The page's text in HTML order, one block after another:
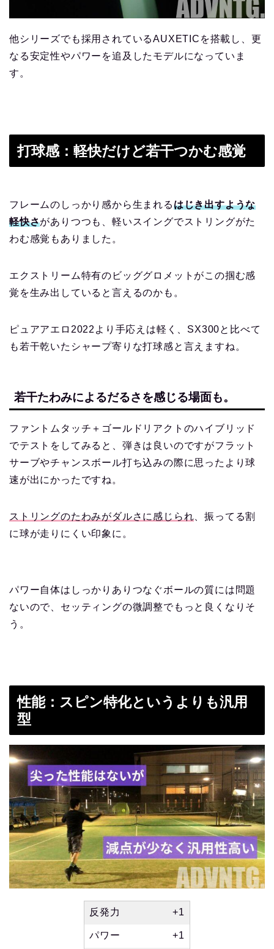
他シリーズでも採用されているAUXETICを搭載し、更
なる安定性やパワーを追及したモデルになっていま
す。
打球感：軽快だけど若干つかむ感覚
フレームのしっかり感から生まれるはじき出すような
軽快さがありつつも、軽いスイングでストリングがた
わむ感覚もありました。
エクストリーム特有のビッググロメットがこの掴む感
覚を生み出していると言えるのかも。
ピュアアエロ2022より手応えは軽く、SX300と比べて
も若干乾いたシャープ寄りな打球感と言えますね。
若干たわみによるだるさを感じる場面も。
ファントムタッチ＋ゴールドリアクトのハイブリッド
でテストをしてみると、弾きは良いのですがフラット
サーブやチャンスボール打ち込みの際に思ったより球
速が出にかったですね。
ストリングのたわみがダルさに感じられ 、振ってる割
に球が走りにくい印象に。
パワー自体はしっかりありつなぐボールの質には問題
ないので、セッティングの微調整でもっと良くなりそ
う。
性能：スピン特化というよりも汎用
型
反発力 +1
パワー +1